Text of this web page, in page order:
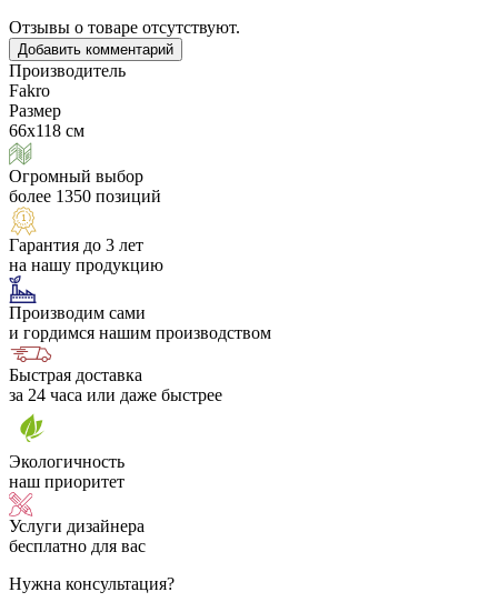
Отзывы о товаре отсутствуют.
Добавить комментарий
Производитель
Fakro
Размер
66х118 см
Огромный выбор
более 1350 позиций
Гарантия до 3 лет
на нашу продукцию
Производим сами
и гордимся нашим производством
Быстрая доставка
за 24 часа или даже быстрее
Экологичность
наш приоритет
Услуги дизайнера
бесплатно для вас
Нужна консультация?